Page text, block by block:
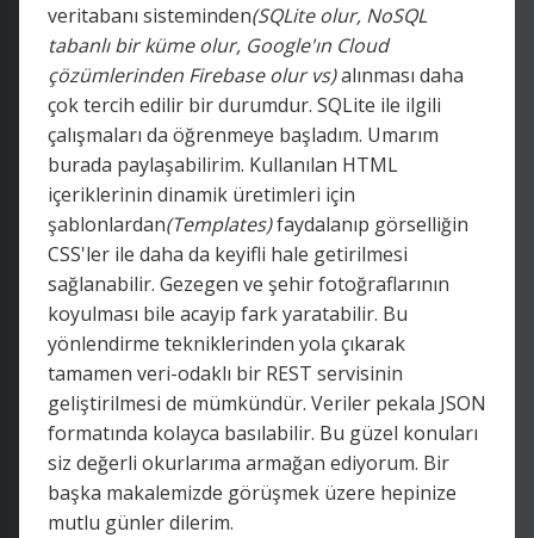
veritabanı sisteminden(SQLite olur, NoSQL
tabanlı bir küme olur, Google'ın Cloud
çözümlerinden Firebase olur vs)alınması daha
çok tercih edilir bir durumdur. SQLite ile ilgili
çalışmaları da öğrenmeye başladım. Umarım
burada paylaşabilirim. Kullanılan HTML
içeriklerinin dinamik üretimleri için
şablonlardan(Templates)faydalanıp görselliğin
CSS'ler ile daha da keyifli hale getirilmesi
sağlanabilir. Gezegen ve şehir fotoğraflarının
koyulması bile acayip fark yaratabilir. Bu
yönlendirme tekniklerinden yola çıkarak
tamamen veri-odaklı bir REST servisinin
geliştirilmesi de mümkündür. Veriler pekala JSON
formatında kolayca basılabilir. Bu güzel konuları
siz değerli okurlarıma armağan ediyorum. Bir
başka makalemizde görüşmek üzere hepinize
mutlu günler dilerim.